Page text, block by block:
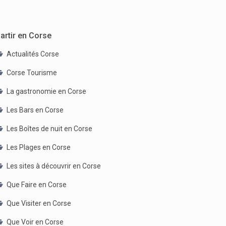
en Corse
Actualités Corse
Corse Tourisme
La gastronomie en Corse
Les Bars en Corse
Les Boîtes de nuit en Corse
Les Plages en Corse
Les sites à découvrir en Corse
Que Faire en Corse
Que Visiter en Corse
Que Voir en Corse